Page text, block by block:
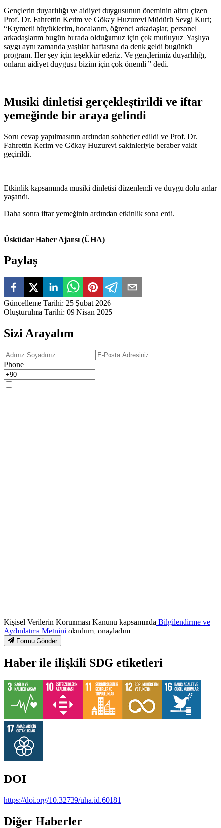
Gençlerin duyarlılığı ve aidiyet duygusunun öneminin altını çizen
Prof. Dr. Fahrettin Kerim ve Gökay Huzurevi Müdürü Sevgi Kurt;
“Kıymetli büyüklerim, hocalarım, öğrenci arkadaşlar, personel
arkadaşlarım bugün burada olduğumuz için çok mutluyuz. Yaşlıya
saygı aynı zamanda yaşlılar haftasına da denk geldi bugünkü
program. Her şey için teşekkür ederiz. Ve gençlerimiz duyarlılığı,
onların aidiyet duygusu bizim için çok önemli.” dedi.
Musiki dinletisi gerçekleştirildi ve iftar
yemeğinde bir araya gelindi
Soru cevap yapılmasının ardından sohbetler edildi ve Prof. Dr.
Fahrettin Kerim ve Gökay Huzurevi sakinleriyle beraber vakit
geçirildi.
Etkinlik kapsamında musiki dinletisi düzenlendi ve duygu dolu anlar
yaşandı.
Daha sonra iftar yemeğinin ardından etkinlik sona erdi.
Üsküdar Haber Ajansı (ÜHA)
Paylaş
Güncelleme Tarihi: 25 Şubat 2026
Oluşturulma Tarihi: 09 Nisan 2025
Sizi Arayalım
Phone
Kişisel Verilerin Korunması Kanunu kapsamında Bilgilendirme ve
Aydınlatma Metnini okudum, onayladım.
Formu Gönder
Haber ile ilişkili SDG etiketleri
DOI
https://doi.org/10.32739/uha.id.60181
Diğer Haberler